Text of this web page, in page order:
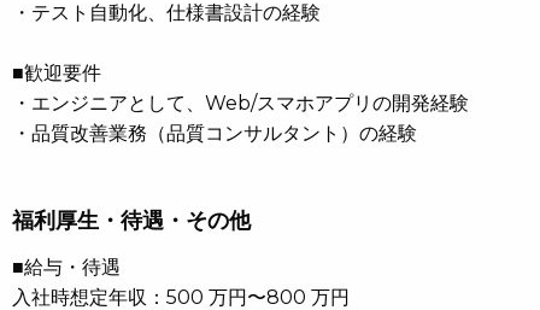
・テスト自動化、仕様書設計の経験
■歓迎要件
・エンジニアとして、Web/スマホアプリの開発経験
・品質改善業務（品質コンサルタント）の経験
福利厚生・待遇・その他
■給与・待遇
入社時想定年収：500 万円〜800 万円